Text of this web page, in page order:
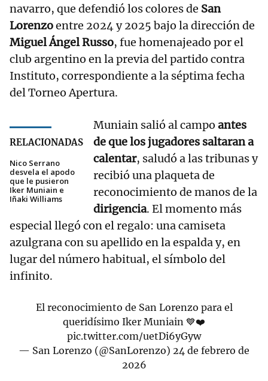
navarro, que defendió los colores de San
Lorenzoentre 2024 y 2025 bajo la dirección de
Miguel Ángel Russo, fue homenajeado por el
club argentino en la previa del partido contra
Instituto, correspondiente a la séptima fecha
del Torneo Apertura.
RELACIONADAS
Nico Serrano
desvela el apodo
que le pusieron
Iker Muniain e
Iñaki Williams
Muniain salió al campo antes
de que los jugadores saltaran a
calentar, saludó a las tribunas y
recibió una plaqueta de
reconocimiento de manos de la
dirigencia. El momento más
especial llegó con el regalo: una camiseta
azulgrana con su apellido en la espalda y, en
lugar del número habitual, el símbolo del
infinito.
El reconocimiento de San Lorenzo para el
queridísimo Iker Muniain 💙❤️
pic.twitter.com/uetDi6yGyw
— San Lorenzo (@SanLorenzo) 24 de febrero de
2026